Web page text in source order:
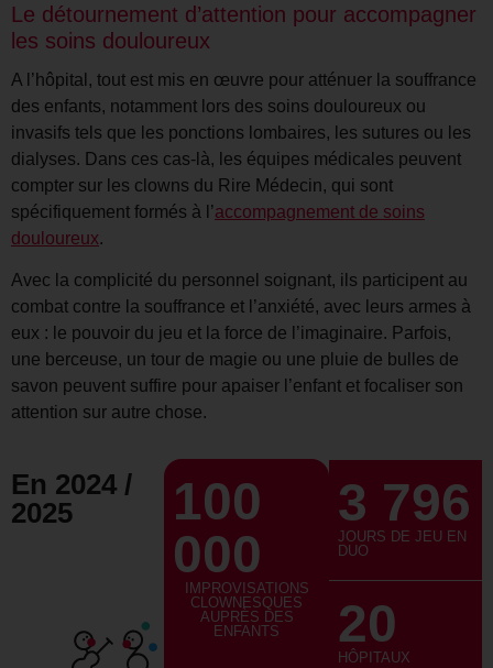
Le détournement d’attention pour accompagner
les soins douloureux
A l’hôpital, tout est mis en œuvre pour atténuer la souffrance
des enfants, notamment lors des soins douloureux ou
invasifs tels que les ponctions lombaires, les sutures ou les
dialyses. Dans ces cas-là, les équipes médicales peuvent
compter sur les clowns du Rire Médecin, qui sont
spécifiquement formés à l’accompagnement de soins
douloureux.
Avec la complicité du personnel soignant, ils participent au
combat contre la souffrance et l’anxiété, avec leurs armes à
eux : le pouvoir du jeu et la force de l’imaginaire. Parfois,
une berceuse, un tour de magie ou une pluie de bulles de
savon peuvent suffire pour apaiser l’enfant et focaliser son
attention sur autre chose.
En 2024 /
2025
100
000
IMPROVISATIONS
CLOWNESQUES
AUPRÈS DES
ENFANTS
3 796
JOURS DE JEU EN
DUO
20
HÔPITAUX